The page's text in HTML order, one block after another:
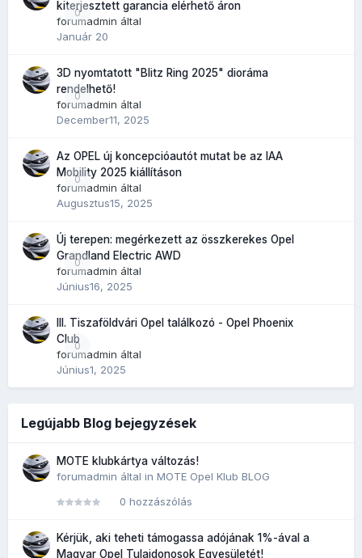
0
kiterjesztett garancia elérhető áron
forumadmin által
Január 20
0
3D nyomtatott "Blitz Ring 2025" dioráma
rendelhető!
forumadmin által
December11, 2025
0
Az OPEL új koncepcióautót mutat be az IAA
Mobility 2025 kiállításon
forumadmin által
Augusztus15, 2025
0
Új terepen: megérkezett az összkerekes Opel
Grandland Electric AWD
forumadmin által
Június16, 2025
0
III. Tiszaföldvári Opel találkozó - Opel Phoenix
Club
forumadmin által
Június1, 2025
Legújabb Blog bejegyzések
MOTE klubkártya változás!
forumadmin által in MOTE Opel Klub BLOG
0 hozzászólás
Kérjük, aki teheti támogassa adójának 1%-ával a
Magyar Opel Tulajdonosok Egyesületét!